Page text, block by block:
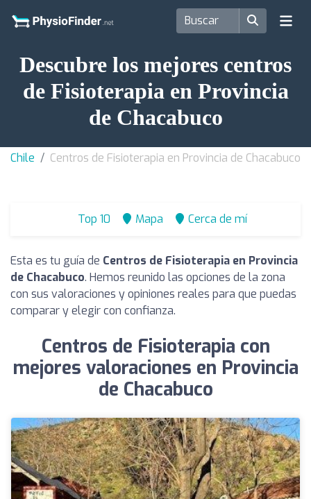
Descubre los mejores centros
de Fisioterapia en Provincia
de Chacabuco
Chile Centros de Fisioterapia en Provincia de Chacabuco
Top 10 Mapa Cerca de mí
Esta es tu guía de Centros de Fisioterapia en Provincia
de Chacabuco. Hemos reunido las opciones de la zona
con sus valoraciones y opiniones reales para que puedas
comparar y elegir con confianza.
Centros de Fisioterapia con
mejores valoraciones en Provincia
de Chacabuco